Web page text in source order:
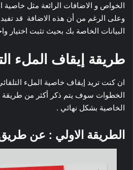
وعلى الرغم من أن هذه الاضافة قد
البيانات الخاصة بك بحيث تثبت اختيار
طريقة إيقاف الملء
ان كنت تريد إيقاف خاصية الملء
الخطوات سوف يتم ذكر أكثر من
الخاصية بشكل نهائي .
الطريقة الاولي : عن طريق